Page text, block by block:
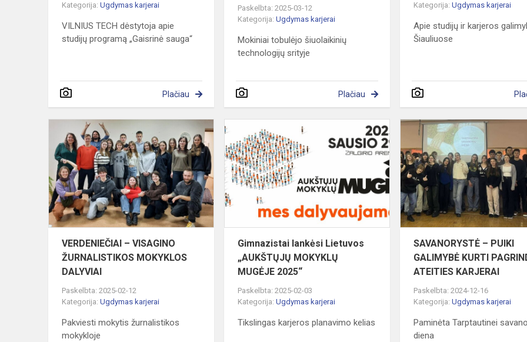
Kategorija: Ugdymas karjerai
VILNIUS TECH dėstytoja apie
studijų programą „Gaisrinė sauga“
Plačiau
Paskelbta: 2025-03-12
Kategorija:Ugdymas karjerai
Mokiniai tobulėjo šiuolaikinių
technologijų srityje
Plačiau
Kategorija:Ugdymas karjerai
Apie studijų ir karjeros
Šiauliuose
VERDENIEČIAI
VISAGINO
ŽURNALISTIKOS
MOKYKLOS
DALYVIAI
VERDENIEČIAI – VISAGINO
ŽURNALISTIKOS MOKYKLOS
DALYVIAI
Paskelbta: 2025-02-12
Kategorija: Ugdymas karjerai
Pakviesti mokytis žurnalistikos
mokykloje
Gimnazistai
lankėsi
Lietuvos
„AUKŠTŲJŲ
MOKYKLŲ
MUGĖJE
2025“
Gimnazistai lankėsi Lietuvos
„AUKŠTŲJŲ MOKYKLŲ
MUGĖJE 2025“
Paskelbta: 2025-02-03
Kategorija:Ugdymas karjerai
Tikslingas karjeros planavimo kelias
SAVANORYSTĖ – PUIKI
GALIMYBĖ KURTI
ATEITIES KARJERAI
Paskelbta: 2024-12-16
Kategorija:Ugdymas karjerai
Paminėta Tarptautinei
diena